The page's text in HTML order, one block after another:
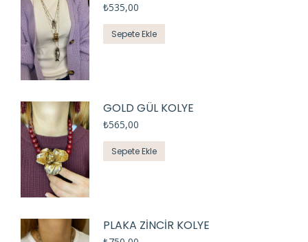
₺535,00
Sepete Ekle
GOLD GÜL KOLYE
₺565,00
Sepete Ekle
PLAKA ZİNCİR KOLYE